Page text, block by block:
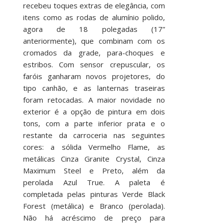
recebeu toques extras de elegância, com
itens como as rodas de alumínio polido,
agora de 18 polegadas (17”
anteriormente), que combinam com os
cromados da grade, para-choques e
estribos. Com sensor crepuscular, os
faróis ganharam novos projetores, do
tipo canhão, e as lanternas traseiras
foram retocadas. A maior novidade no
exterior é a opção de pintura em dois
tons, com a parte inferior prata e o
restante da carroceria nas seguintes
cores: a sólida Vermelho Flame, as
metálicas Cinza Granite Crystal, Cinza
Maximum Steel e Preto, além da
perolada Azul True. A paleta é
completada pelas pinturas Verde Black
Forest (metálica) e Branco (perolada).
Não há acréscimo de preço para